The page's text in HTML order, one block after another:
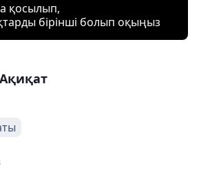
қосылып,
бірінші болып оқыңыз